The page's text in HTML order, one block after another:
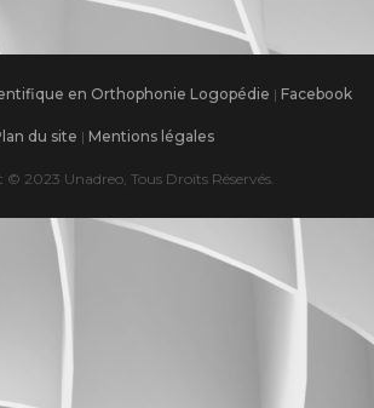
en Orthophonie Logopédie | Facebook
du site | Mentions légales
2023 Unadreo, Tous Droits Réservés.